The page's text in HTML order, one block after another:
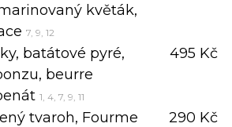
květák,
7, 9, 12
batátové pyré,
beurre
1, 4, 7, 9, 11
495 Kč
tvaroh, Fourme
290 Kč